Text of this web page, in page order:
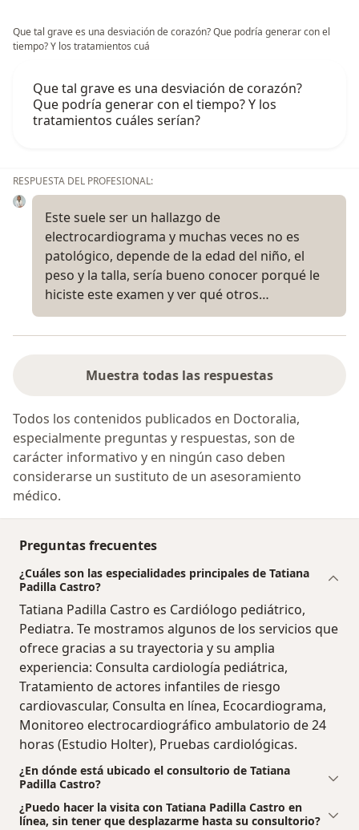
Que tal grave es una desviación de corazón? Que podría generar con el
tiempo? Y los tratamientos cuá
Que tal grave es una desviación de corazón?
Que podría generar con el tiempo? Y los
tratamientos cuáles serían?
RESPUESTA DEL PROFESIONAL:
Este suele ser un hallazgo de
electrocardiograma y muchas veces no es
patológico, depende de la edad del niño, el
peso y la talla, sería bueno conocer porqué le
hiciste este examen y ver qué otros…
Muestra todas las respuestas
Todos los contenidos publicados en Doctoralia,
especialmente preguntas y respuestas, son de
carácter informativo y en ningún caso deben
considerarse un sustituto de un asesoramiento
médico.
Preguntas frecuentes
¿Cuáles son las especialidades principales de Tatiana
Padilla Castro?
Tatiana Padilla Castro es Cardiólogo pediátrico,
Pediatra. Te mostramos algunos de los servicios que
ofrece gracias a su trayectoria y su amplia
experiencia: Consulta cardiología pediátrica,
Tratamiento de actores infantiles de riesgo
cardiovascular, Consulta en línea, Ecocardiograma,
Monitoreo electrocardiográfico ambulatorio de 24
horas (Estudio Holter), Pruebas cardiológicas.
¿En dónde está ubicado el consultorio de Tatiana
Padilla Castro?
¿Puedo hacer la visita con Tatiana Padilla Castro en
línea, sin tener que desplazarme hasta su consultorio?